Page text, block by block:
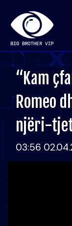
“Kam
Romeo
njëri-
03:56